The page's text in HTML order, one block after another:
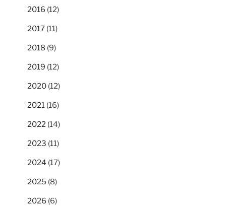
2016 (12)
2017 (11)
2018 (9)
2019 (12)
2020 (12)
2021 (16)
2022 (14)
2023 (11)
2024 (17)
2025 (8)
2026 (6)